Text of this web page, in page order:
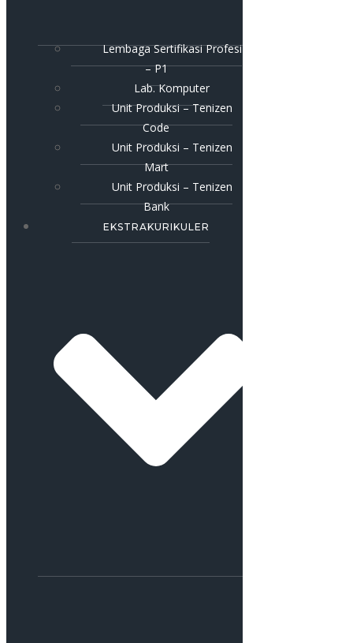
Lembaga Sertifikasi Profesi
– P1
Lab. Komputer
Unit Produksi – Tenizen
Code
Unit Produksi – Tenizen
Mart
Unit Produksi – Tenizen
Bank
EKSTRAKURIKULER